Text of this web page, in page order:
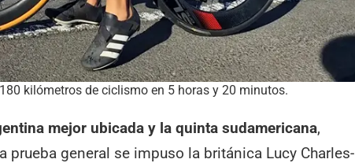
kilómetros de ciclismo en 5 horas y 20 minutos.
mejor ubicada y la quinta sudamericana,
prueba general se impuso la británica Lucy Charles-